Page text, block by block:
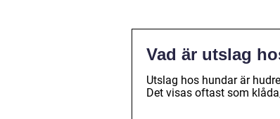
Vad är utslag
Utslag hos hundar är
Det visas oftast som